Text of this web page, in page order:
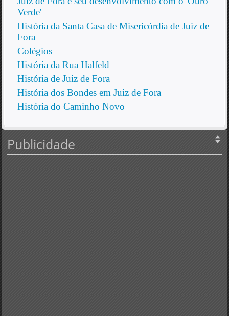
Verde'
História da Santa Casa de Misericórdia de Juiz de
Fora
Colégios
História da Rua Halfeld
História de Juiz de Fora
História dos Bondes em Juiz de Fora
História do Caminho Novo
Publicidade